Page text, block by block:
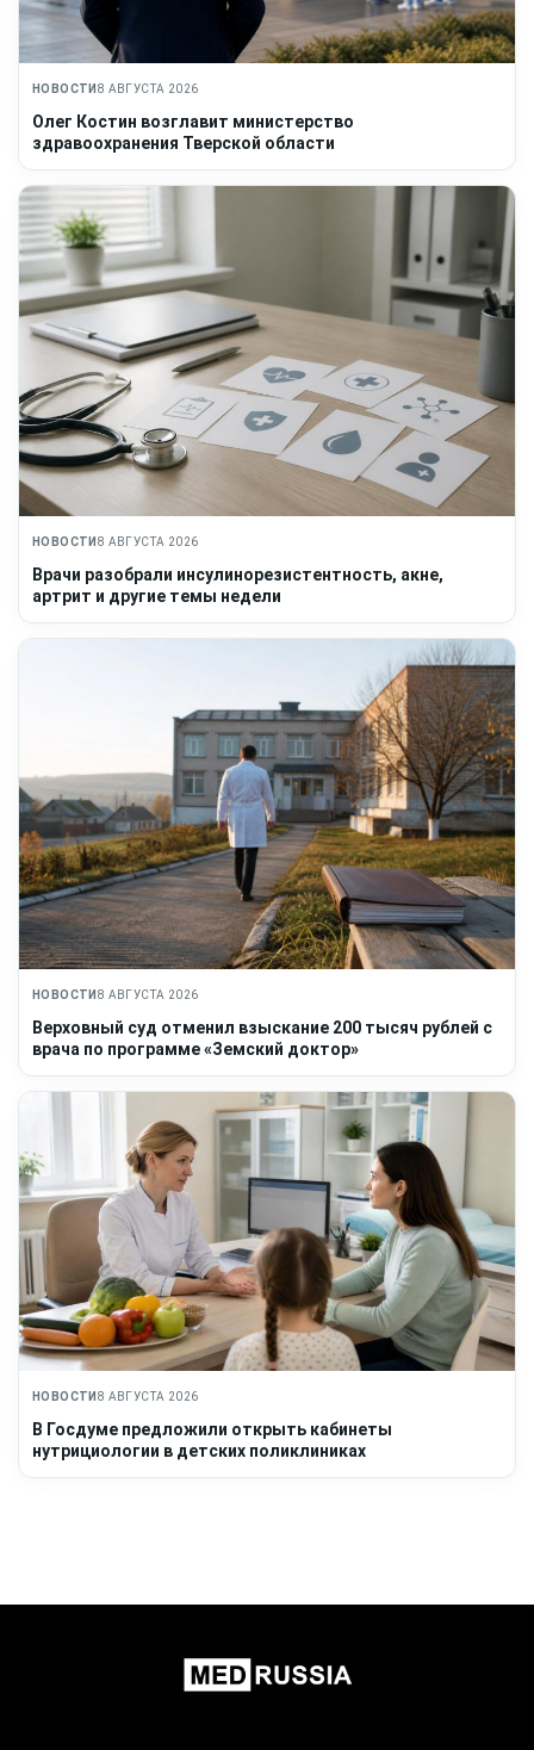
НОВОСТИ 8 АВГУСТА 2026
Олег Костин возглавит министерство
здравоохранения Тверской области
НОВОСТИ 8 АВГУСТА 2026
Врачи разобрали инсулинорезистентность, акне,
артрит и другие темы недели
НОВОСТИ 8 АВГУСТА 2026
Верховный суд отменил взыскание 200 тысяч рублей с
врача по программе «Земский доктор»
НОВОСТИ 8 АВГУСТА 2026
В Госдуме предложили открыть кабинеты
нутрициологии в детских поликлиниках